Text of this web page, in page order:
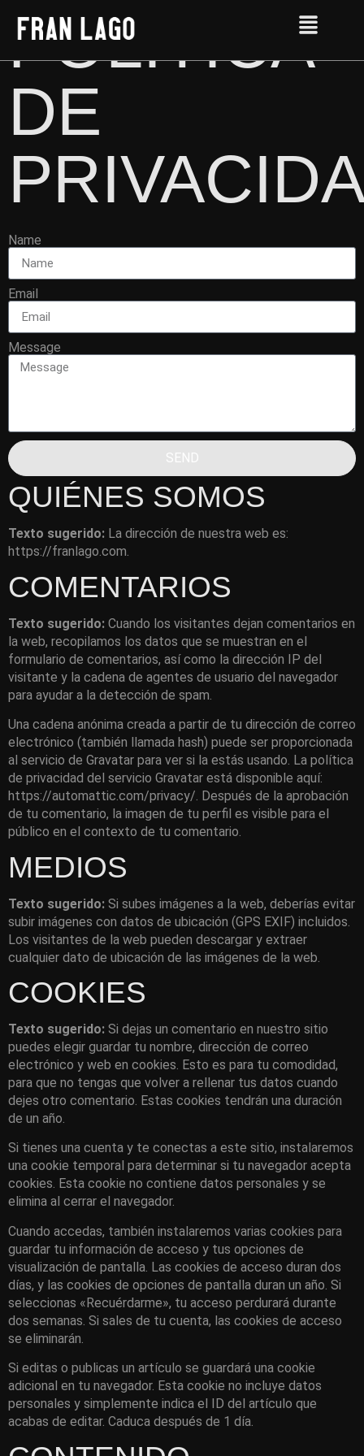
POLÍTICA
DE
Name
Email
Message
SEND
QUIÉNES SOMOS
Texto sugerido: La dirección de nuestra web es:
https://franlago.com.
COMENTARIOS
Texto sugerido: Cuando los visitantes dejan comentarios en
la web, recopilamos los datos que se muestran en el
formulario de comentarios, así como la dirección IP del
visitante y la cadena de agentes de usuario del navegador
para ayudar a la detección de spam.
Una cadena anónima creada a partir de tu dirección de correo
electrónico (también llamada hash) puede ser proporcionada
al servicio de Gravatar para ver si la estás usando. La política
de privacidad del servicio Gravatar está disponible aquí:
https://automattic.com/privacy/. Después de la aprobación
de tu comentario, la imagen de tu perfil es visible para el
público en el contexto de tu comentario.
MEDIOS
Texto sugerido: Si subes imágenes a la web, deberías evitar
subir imágenes con datos de ubicación (GPS EXIF) incluidos.
Los visitantes de la web pueden descargar y extraer
cualquier dato de ubicación de las imágenes de la web.
COOKIES
Texto sugerido: Si dejas un comentario en nuestro sitio
puedes elegir guardar tu nombre, dirección de correo
electrónico y web en cookies. Esto es para tu comodidad,
para que no tengas que volver a rellenar tus datos cuando
dejes otro comentario. Estas cookies tendrán una duración
de un año.
Si tienes una cuenta y te conectas a este sitio, instalaremos
una cookie temporal para determinar si tu navegador acepta
cookies. Esta cookie no contiene datos personales y se
elimina al cerrar el navegador.
Cuando accedas, también instalaremos varias cookies para
guardar tu información de acceso y tus opciones de
visualización de pantalla. Las cookies de acceso duran dos
días, y las cookies de opciones de pantalla duran un año. Si
seleccionas «Recuérdarme», tu acceso perdurará durante
dos semanas. Si sales de tu cuenta, las cookies de acceso
se eliminarán.
Si editas o publicas un artículo se guardará una cookie
adicional en tu navegador. Esta cookie no incluye datos
personales y simplemente indica el ID del artículo que
acabas de editar. Caduca después de 1 día.